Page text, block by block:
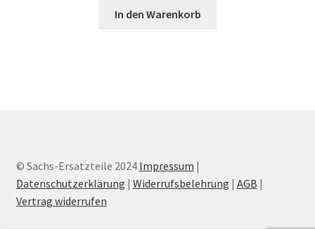
In den Warenkorb
© Sachs-Ersatzteile 2024 Impressum |
Datenschutzerklärung | Widerrufsbelehrung | AGB |
Vertrag widerrufen